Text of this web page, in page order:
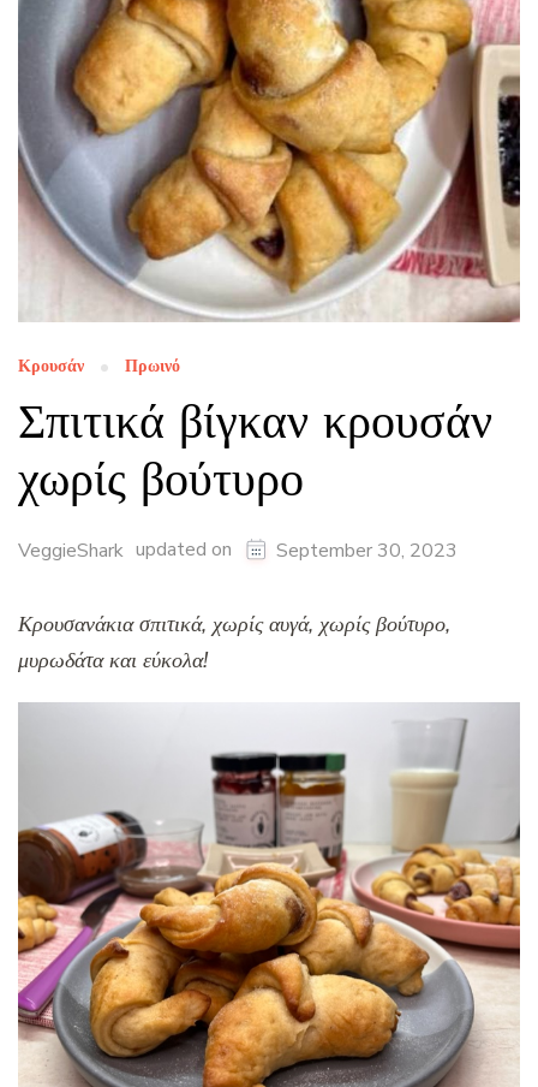
Κρουσάν Πρωινό
Σπιτικά βίγκαν κρουσάν
χωρίς βούτυρο
VeggieShark updated on September 30, 2023
Κρουσανάκια σπιτικά, χωρίς αυγά, χωρίς βούτυρο,
μυρωδάτα και εύκολα!